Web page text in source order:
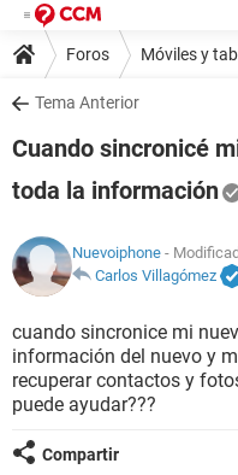
Foros Móviles y
Tema Anterior
Cuando sincronicé
toda la información
Nuevoiphone -
Carlos Villagómez
cuando sincronice mi
información del nuevo y
recuperar contactos y
puede ayudar???
Compartir